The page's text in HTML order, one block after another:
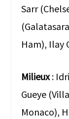
Sarr
Ham), Ilay
Milieux:
Gueye
Monaco),